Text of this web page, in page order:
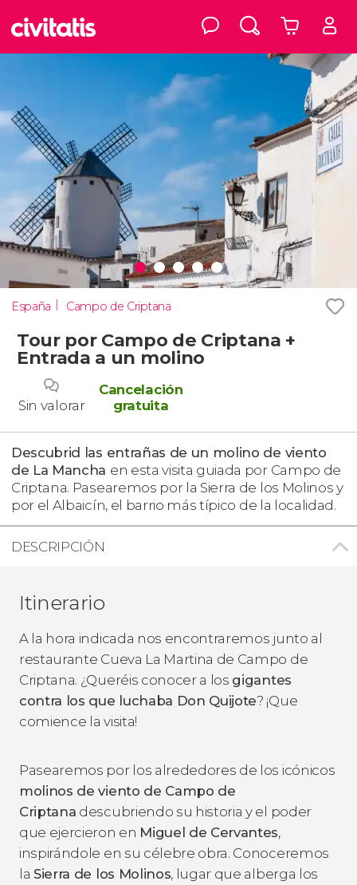
España Campo de Criptana
Tour por Campo de Criptana +
Entrada a un molino
Sin valorar
Cancelación
gratuita
Descubrid las entrañas de un molino de viento
de La Mancha en esta visita guiada por Campo de
Criptana. Pasearemos por la Sierra de los Molinos y
por el Albaicín, el barrio más típico de la localidad.
DESCRIPCIÓN
Itinerario
A la hora indicada nos encontraremos junto al
restaurante Cueva La Martina de Campo de
Criptana. ¿Queréis conocer a los gigantes
contra los que luchaba Don Quijote? ¡Que
comience la visita!
Pasearemos por los alrededores de los icónicos
molinos de viento de Campo de
Criptana descubriendo su historia y el poder
que ejercieron en Miguel de Cervantes,
inspirándole en su célebre obra. Conoceremos
la Sierra de los Molinos, lugar que alberga los